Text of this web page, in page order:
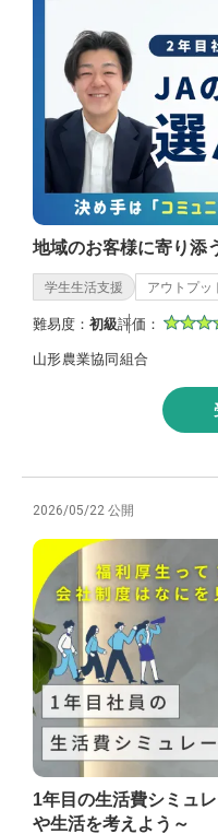
地域のお客様に寄り添
学生生活支援 アウトプッ
難易度： 初級評価：
山形農業協同組合
2026/05/22 公開
1年目の生活費シミュ
や生活を考えよう～